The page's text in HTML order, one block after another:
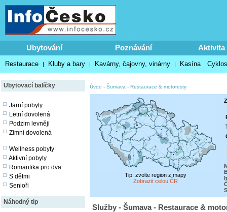
Ubytování Poznávání Aktivita
Restaurace | Kluby a bary | Kavárny, čajovny, vinárny | Kasína
Ubytovací balíčky
Jarní pobyty
Letní dovolená
Podzim levněji
Zimní dovolená
Wellness pobyty
Aktivní pobyty
Romantika pro dva
S dětmi
Senioři
Náhodný tip
Úvod - Šumava - Restaurace & motoresty
Tip: zvolte region z mapy
Zobrazit celou ČR
Služby - Šumava - Restaurace &